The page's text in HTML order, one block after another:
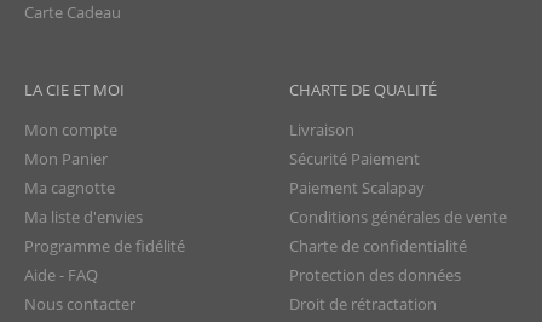
Carte Cadeau
LA CIE ET MOI
Mon compte
Mon Panier
Ma cagnotte
Ma liste d'envies
Programme de fidélité
Aide - FAQ
Nous contacter
CHARTE DE QUALITÉ
Livraison
Sécurité Paiement
Paiement Scalapay
Conditions générales de vente
Charte de confidentialité
Protection des données
Droit de rétractation